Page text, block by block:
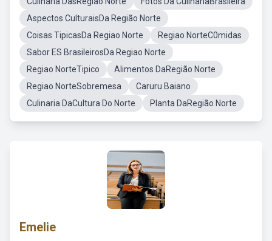
Aspectos CulturaisDa Região Norte
Coisas TipicasDa Regiao Norte
Regiao NorteC0midas
Sabor ES BrasileirosDa Regiao Norte
Regiao NorteTipico
Alimentos DaRegião Norte
Regiao NorteSobremesa
Caruru Baiano
Culinaria DaCultura Do Norte
Planta DaRegião Norte
Emelie